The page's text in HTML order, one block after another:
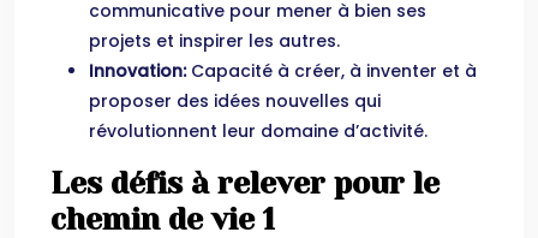
communicative pour mener à bien ses
projets et inspirer les autres.
Innovation: Capacité à créer, à inventer et à
proposer des idées nouvelles qui
révolutionnent leur domaine d’activité.
Les défis à relever pour le
chemin de vie 1